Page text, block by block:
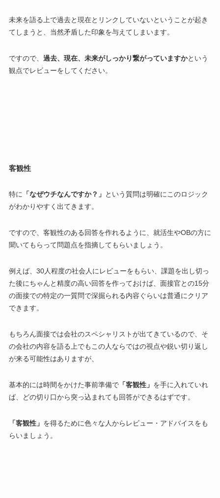
未来を語る上で過去と現在とリンクしていないということが起き
てしまうと、当然矛盾した印象を与えてしまいます。
ですので、 過去、現在、未来がしっかり繋がっていますかという
観点でレビューをしてください。
客観性
特に 「なぜウチなんですか？」 という質問は明確にこのロジック
がわかりやすく出てきます。
ですので、客観性のある回答を作れるように、就活生やOBの方に
聞いてもらって問題点を指摘してもらいましょう。
例えば、30人程度の社会人にレビューをもらい、課題を出し切っ
た後にちゃんと精度の高い回答を作っておけば、面接官との15分
の面接での特定の一質問で深掘られる内容ぐらいは普通にクリア
できます。
もちろん面接では会社のスペシャリストが出てきているので、そ
の会社の内容を語る上でもこの人ならではの視点や鋭い切り返し
が来る可能性はありますが、
基本的には時間をかけた事前準備で「客観性」 を手に入れていれ
ば、どの切り口から突っ込まれても回答ができるはずです。
「客観性」 を得るために色々な人からレビュー・アドバイスをも
らいましょう。